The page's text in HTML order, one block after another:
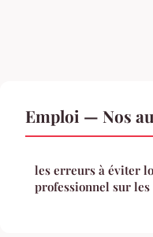
Emploi — Nos
les erreurs à éviter
professionnel sur les